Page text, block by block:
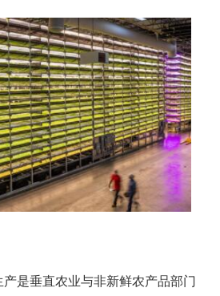
是垂直农业与非新鲜农产品部门